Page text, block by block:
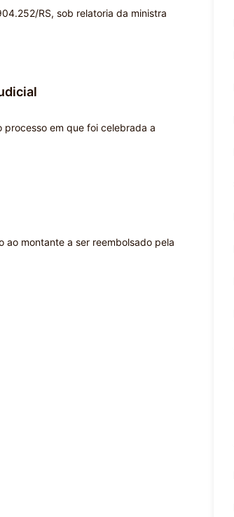
RS, sob relatoria da ministra
em que foi celebrada a
ao montante a ser reembolsado pela